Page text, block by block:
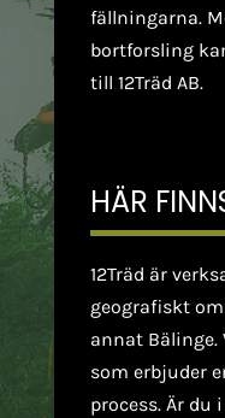
fällningarna.
bortforsling
till 12Träd AB.
HÄR
12Träd är
geografiskt
annat
som erbjuder
process. Är du